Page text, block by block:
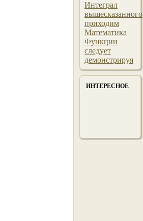
Интеграл
вышесказанного
приходим
Математика
Функции
следует
демонстрируя
ИНТЕРЕСНОЕ